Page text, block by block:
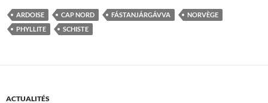
ARDOISE CAP NORD FÁSTANJÁRGÁVVA
NORVÈGE
PHYLLITE
SCHISTE
ACTUALITÉS